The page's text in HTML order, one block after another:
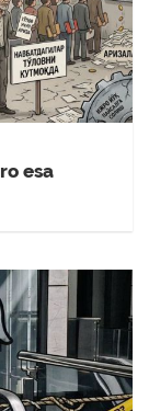
esa